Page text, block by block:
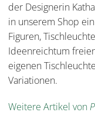
der Designerin
in unserem Shop
Figuren,
Ideenreichtum
eigenen
Variationen.
Weitere Artikel von